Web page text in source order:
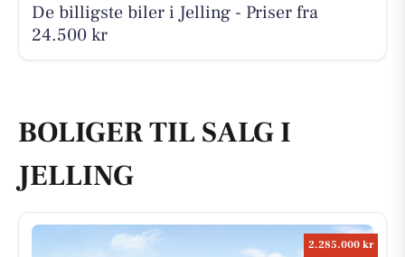
De billigste biler i Jelling - Priser fra
24.500 kr
BOLIGER TIL SALG I
JELLING
2.285.000 kr